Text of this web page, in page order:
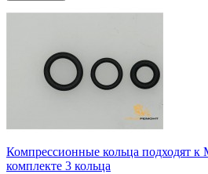
Компрессионные кольца подходят
комплекте 3 кольца